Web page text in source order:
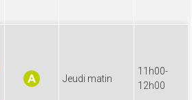
Jeudi matin
11h00-
12h00